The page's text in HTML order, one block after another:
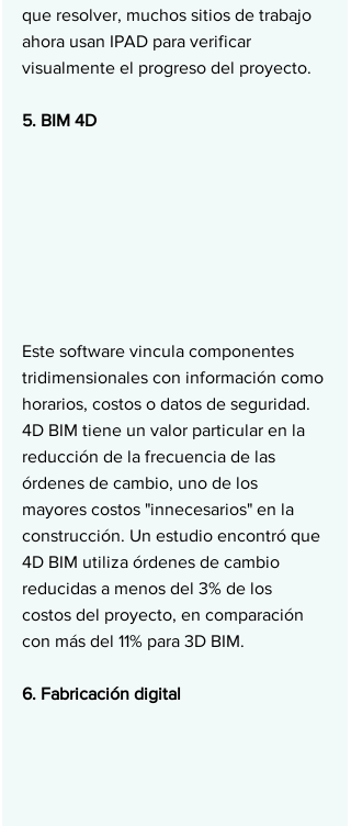
que resolver, muchos sitios de trabajo
ahora usan IPAD para verificar
visualmente el progreso del proyecto.
5. BIM 4D
Este software vincula componentes
tridimensionales con información como
horarios, costos o datos de seguridad.
4D BIM tiene un valor particular en la
reducción de la frecuencia de las
órdenes de cambio, uno de los
mayores costos "innecesarios" en la
construcción. Un estudio encontró que
4D BIM utiliza órdenes de cambio
reducidas a menos del 3% de los
costos del proyecto, en comparación
con más del 11% para 3D BIM.
6. Fabricación digital